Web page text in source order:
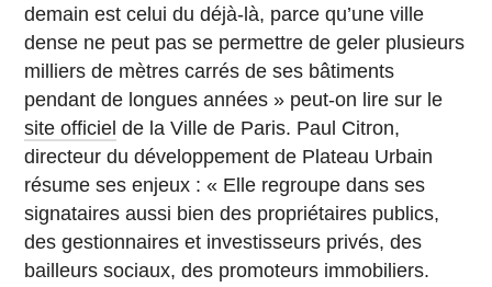
demain est celui du déjà-là, parce qu’une ville
dense ne peut pas se permettre de geler plusieurs
milliers de mètres carrés de ses bâtiments
pendant de longues années » peut-on lire sur le
site officiel de la Ville de Paris. Paul Citron,
directeur du développement de Plateau Urbain
résume ses enjeux : « Elle regroupe dans ses
signataires aussi bien des propriétaires publics,
des gestionnaires et investisseurs privés, des
bailleurs sociaux, des promoteurs immobiliers.